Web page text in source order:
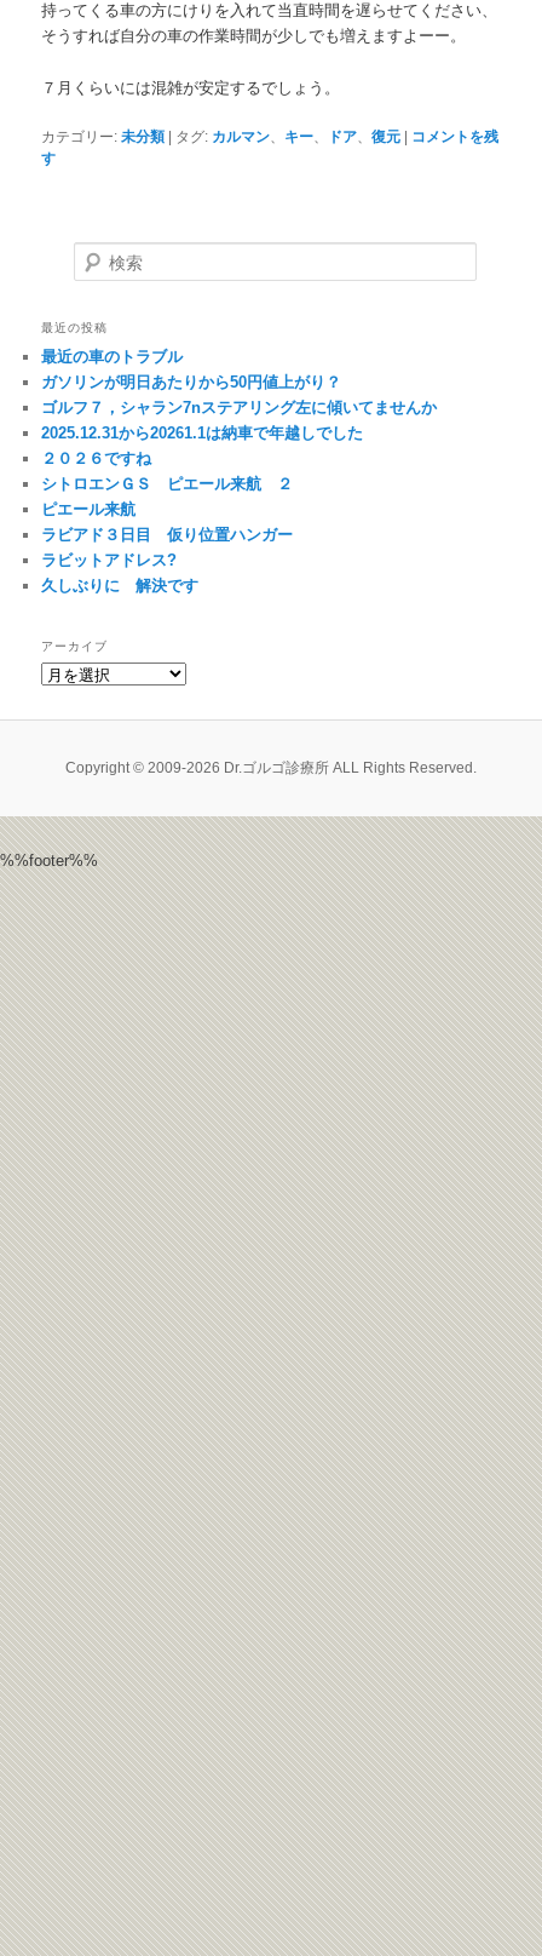
持ってくる車の方にけりを入れて当直時間を遅らせてください、
そうすれば自分の車の作業時間が少しでも増えますよーー。
７月くらいには混雑が安定するでしょう。
カテゴリー: 未分類 | タグ: カルマン キー ドア 、復元 | コメントを残
す
最近の投稿
最近の車のトラブル
ガソリンが明日あたりから50円値上がり？
ゴルフ７，シャラン7nステアリング左に傾いてませんか
2025.12.31から20261.1は納車で年越しでした
２０２６ですね
シトロエンＧＳ ピエール来航 ２
ピエール来航
ラビアド３日目 仮り位置ハンガー
ラビットアドレス?
久しぶりに 解決です
アーカイブ
ア
カ
Copyright © 2009-2026 Dr.ゴルゴ診療所 ALL Rights Reserved.
%%footer%%